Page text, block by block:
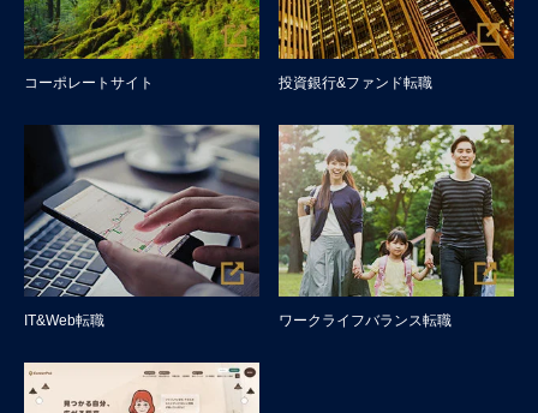
コーポレートサイト 投資銀行&ファンド転職
IT&Web転職 ワークライフバランス転職